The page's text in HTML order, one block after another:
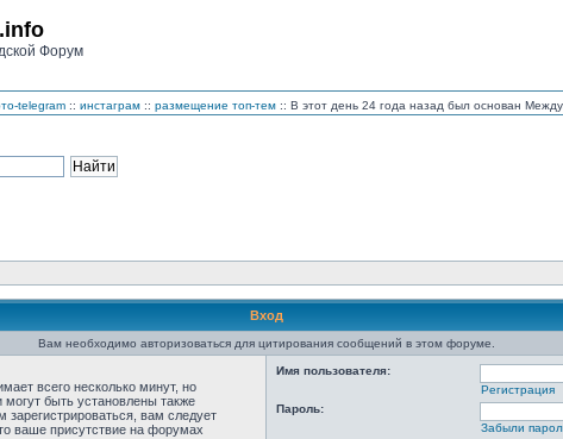
Форум
telegram :: инстаграм :: размещение топ-тем :: В этот день 24 года назад был основан
Вход
Вам необходимо авторизоваться для цитирования сообщений в этом форуме.
всего несколько минут, но
быть установлены также
зарегистрироваться, вам следует
ваше присутствие на форумах
Имя пользователя:
Регистрация
Пароль:
Забыли